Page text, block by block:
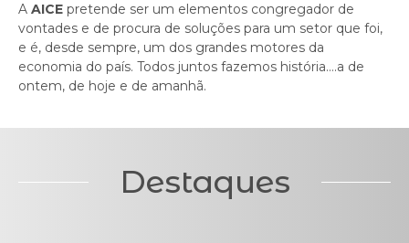
A AICE pretende ser um elementos congregador de
vontades e de procura de soluções para um setor que foi,
e é, desde sempre, um dos grandes motores da
economia do país. Todos juntos fazemos história….a de
ontem, de hoje e de amanhã.
Destaques